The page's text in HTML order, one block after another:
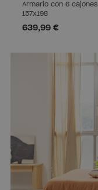
Armario con 6 cajones
157x198
639,99 €